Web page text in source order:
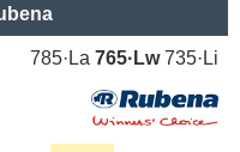
785·La765·Lw735·Li